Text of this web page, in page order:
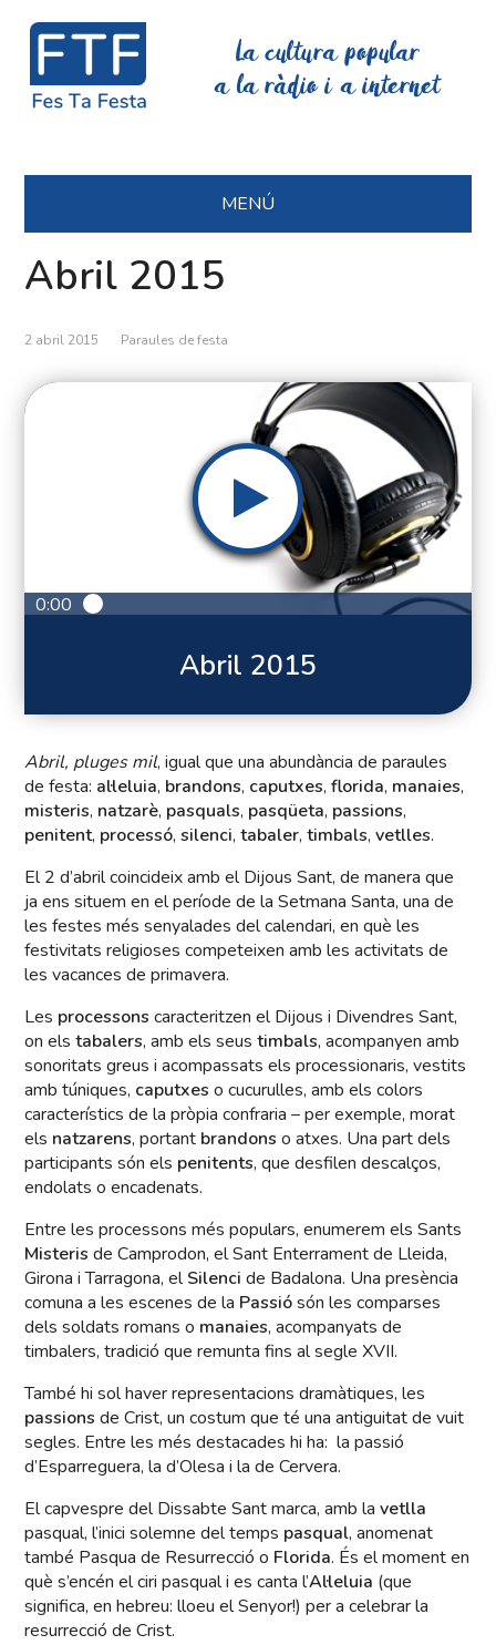
La cultura popular
a la ràdio i a internet
MENÚ
Abril 2015
2 abril 2015 Paraules de festa
0:00
Abril 2015
Abril, pluges mil, igual que una abundància de paraules
de festa: al·leluia, brandons, caputxes,florida, manaies,
misteris, natzarè, pasquals, pasqüeta, passions,
penitent, processó,silenci, tabaler,timbals, vetlles.
El 2 d’abril coincideix amb el Dijous Sant, de manera que
ja ens situem en el període de la Setmana Santa, una de
les festes més senyalades del calendari, en què les
festivitats religioses competeixen amb les activitats de
les vacances de primavera.
Les processons caracteritzen el Dijous i Divendres Sant,
on elstabalers, amb els seustimbals, acompanyen amb
sonoritats greus i acompassats els processionaris, vestits
amb túniques, caputxes o cucurulles, amb els colors
característics de la pròpia confraria – per exemple, morat
els natzarens, portant brandons o atxes. Una part dels
participants són els penitents, que desfilen descalços,
endolats o encadenats.
Entre les processons més populars, enumerem els Sants
Misteris de Camprodon, el Sant Enterrament de Lleida,
Girona i Tarragona, elSilenci de Badalona. Una presència
comuna a les escenes de la Passiósón les comparses
dels soldats romans o manaies, acompanyats de
timbalers, tradició que remunta fins al segle XVII.
També hi sol haver representacions dramàtiques, les
passions de Crist, un costum que té una antiguitat de vuit
segles. Entre les més destacades hi ha: la passió
d’Esparreguera, la d’Olesa i la de Cervera.
El capvespre del Dissabte Sant marca, amb lavetlla
pasqual, l’inici solemne del temps pasqual, anomenat
també Pasqua de Resurrecció o Florida. És el moment en
què s’encén el ciri pasqual i es canta l’Al·leluia (que
significa, en hebreu: lloeu el Senyor!) per a celebrar la
resurrecció de Crist.